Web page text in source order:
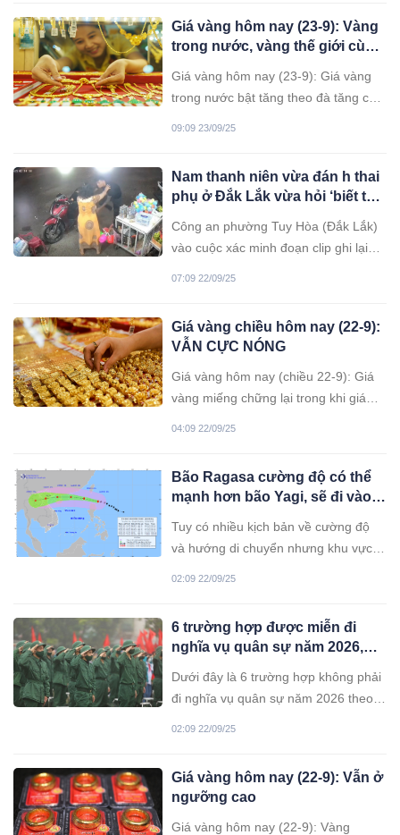
Giá vàng hôm nay (23-9): Vàng
trong nước, vàng thế giới cùng
Giá vàng hôm nay (23-9): Giá vàng
trong nước bật tăng theo đà tăng của
USD/ounce.
09:09 23/09/25
Nam thanh niên vừa đán h thai
phụ ở Đắk Lắk vừa hỏi ‘biết tao
Công an phường Tuy Hòa (Đắk Lắk)
vào cuộc xác minh đoạn clip ghi lại
07:09 22/09/25
Giá vàng chiều hôm nay (22-9):
VẪN CỰC NÓNG
Giá vàng hôm nay (chiều 22-9): Giá
vàng miếng chững lại trong khi giá
04:09 22/09/25
Bão Ragasa cường độ có thể
mạnh hơn bão Yagi, sẽ đi vào
Tuy có nhiều kịch bản về cường độ
và hướng di chuyển nhưng khu vực
02:09 22/09/25
6 trường hợp được miễn đi
nghĩa vụ quân sự năm 2026,
Dưới đây là 6 trường hợp không phải
đi nghĩa vụ quân sự năm 2026 theo
02:09 22/09/25
Giá vàng hôm nay (22-9): Vẫn ở
ngưỡng cao
Giá vàng hôm nay (22-9): Vàng